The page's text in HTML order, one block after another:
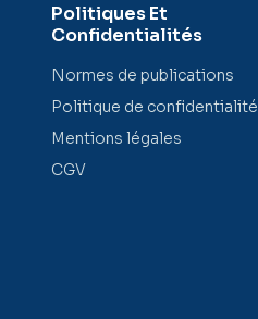
Politiques Et
Confidentialités
Normes de publications
Politique de confidentialité
Mentions légales
CGV